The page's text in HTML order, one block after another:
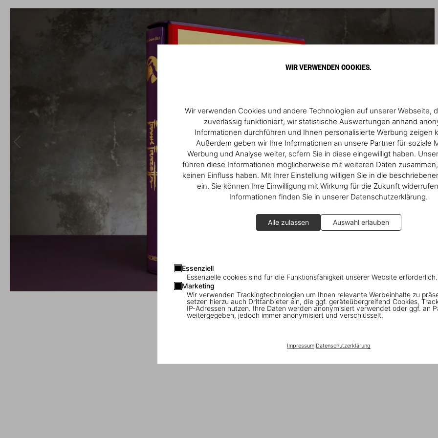
WIR VERWENDEN COOKIES.
Wir verwenden Cookies und andere Technologien auf unserer Webseite,
zuverlässig funktioniert, wir statistische Auswertungen anhand
Informationen durchführen und Ihnen personalisierte Werbung zeigen
Außerdem geben wir Ihre Informationen an unsere Partner für soziale
Werbung und Analyse weiter, sofern Sie in diese eingewilligt haben.
führen diese Informationen möglicherweise mit weiteren Daten
keinen Einfluss haben. Mit Ihrer Einstellung willigen Sie in die
ein. Sie können Ihre Einwilligung mit Wirkung für die Zukunft
Informationen finden Sie in unserer Datenschutzerklärung.
Alle zulassen Auswahl erlauben
Essenziell
Essenzielle cookies sind für die Funktionsfähigkeit unserer Website erforderlich.
Marketing
Wir verwenden Trackingtechnologien um Ihnen relevante Werbeinhalte zu
setzen hierzu auch Drittanbieter ein, die ggf. geräteübergreifend Cookies,
IP-Adressen nutzen. Ihre Daten werden anonymisiert verwendet oder ggf. an
weitergegeben, jedoch immer anonymisiert und verschlüsselt.
Impressum| Datenschutzerklärung